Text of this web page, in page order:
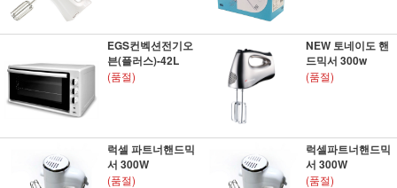
EGS컨벡션전기오
븐(플러스)-42L
(품절)
NEW 토네이도 핸
드믹서 300w
(품절)
럭셀 파트너핸드믹
서 300W
(품절)
럭셀파트너핸드믹
서 300W
(품절)